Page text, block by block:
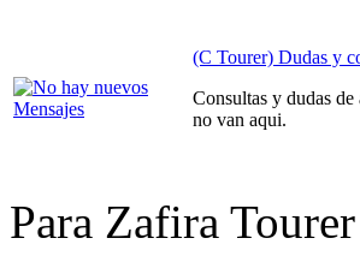
(C Tourer) Dudas y
Consultas y dudas
no van aqui.
Para Zafira Tourer